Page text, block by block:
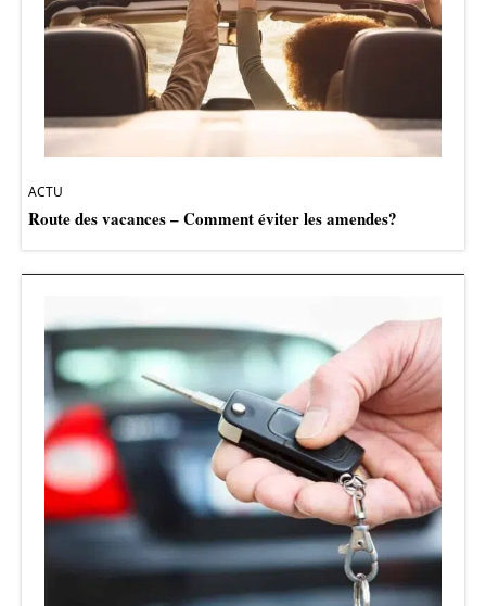
ACTU
Route des vacances – Comment éviter les amendes?